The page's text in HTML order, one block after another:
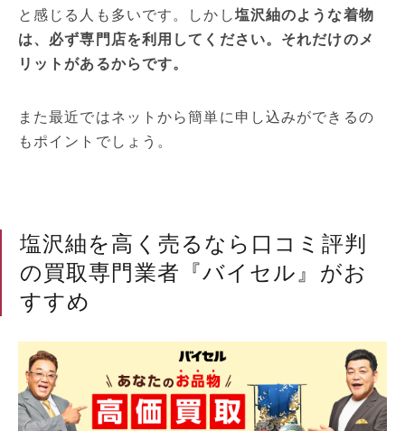
と感じる人も多いです。しかし塩沢紬のような着物
は、必ず専門店を利用してください。それだけのメ
リットがあるからです。
また最近ではネットから簡単に申し込みができるの
もポイントでしょう。
塩沢紬を高く売るなら口コミ評判
の買取専門業者『バイセル』がお
すすめ